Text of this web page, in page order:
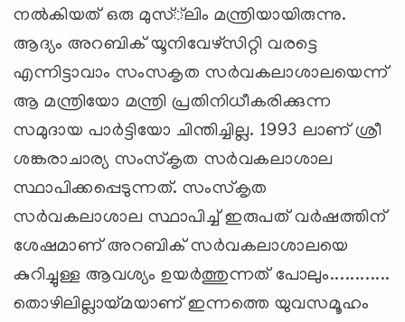
നല്‍കിയത് ഒരു മുസ്്‌ലിം മന്ത്രിയായിരുന്നു.
ആദ്യം അറബിക് യൂനിവേഴ്‌സിറ്റി വരട്ടെ
എന്നിട്ടാവാം സംസകൃത സര്‍വകലാശാലയെന്ന്
ആ മന്ത്രിയോ മന്ത്രി പ്രതിനിധീകരിക്കുന്ന
സമുദായ പാര്‍ട്ടിയോ ചിന്തിച്ചില്ല. 1993 ലാണ് ശ്രീ
ശങ്കരാചാര്യ സംസ്‌കൃത സര്‍വകലാശാല
സ്ഥാപിക്കപ്പെടുന്നത്. സംസ്‌കൃത
സര്‍വകലാശാല സ്ഥാപിച്ച് ഇരുപത് വര്‍ഷത്തിന്
ശേഷമാണ് അറബിക് സര്‍വകലാശാലയെ
കുറിച്ചുള്ള ആവശ്യം ഉയര്‍ത്തുന്നത് പോലും............
തൊഴിലില്ലായ്മയാണ് ഇന്നത്തെ യുവസമൂഹം